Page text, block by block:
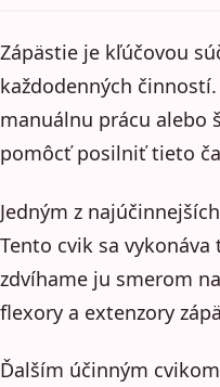
Zápästie je kľúčovou
každodenných
manuálnu prácu alebo
pomôcť posilniť tieto
Jedným z
Tento cvik sa
zdvíhame ju smerom
flexory a extenzory
Ďalším účinným